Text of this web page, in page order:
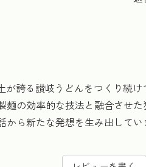
誇る讃岐うどんをつくり続け
の効率的な技法と融合させ
ら新たな発想を生み出してい